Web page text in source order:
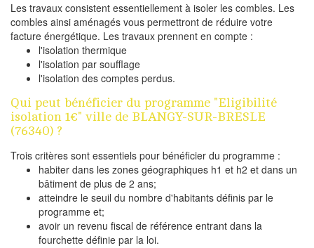
Les travaux consistent essentiellement à isoler les combles. Les
combles ainsi aménagés vous permettront de réduire votre
facture énergétique. Les travaux prennent en compte :
l'isolation thermique
l'isolation par soufflage
l'isolation des comptes perdus.
Qui peut bénéficier du programme "Eligibilité
isolation 1€" ville de BLANGY-SUR-BRESLE
(76340) ?
Trois critères sont essentiels pour bénéficier du programme :
habiter dans les zones géographiques h1 et h2 et dans un
bâtiment de plus de 2 ans;
atteindre le seuil du nombre d'habitants définis par le
programme et;
avoir un revenu fiscal de référence entrant dans la
fourchette définie par la loi.